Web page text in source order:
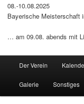
08.-10.08.2025
Bayerische Meisterschaft
… am 09.08. abends mit
Skip to primary
Skip to secondary
Der Verein
Galerie Sonstiges